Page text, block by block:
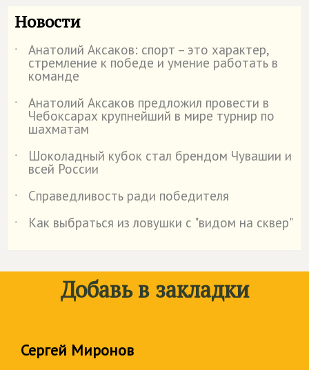
Новости
˙ Анатолий Аксаков: спорт – это характер,
стремление к победе и умение работать в
команде
˙
Анатолий Аксаков предложил провести в
Чебоксарах крупнейший в мире турнир по
шахматам
˙
Шоколадный кубок стал брендом Чувашии и
всей России
˙
Справедливость ради победителя
˙
Как выбраться из ловушки с "видом на сквер"
Добавь в закладки
Сергей Миронов